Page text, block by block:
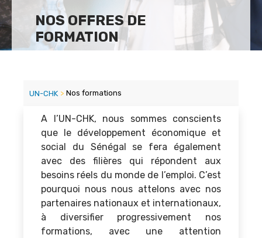
NOS OFFRES DE
FORMATION
UN-CHK > Nos formations
A l’UN-CHK, nous sommes conscients
que le développement économique et
social du Sénégal se fera également
avec des filières qui répondent aux
besoins réels du monde de l’emploi. C’est
pourquoi nous nous attelons avec nos
partenaires nationaux et internationaux,
à diversifier progressivement nos
formations, avec une attention